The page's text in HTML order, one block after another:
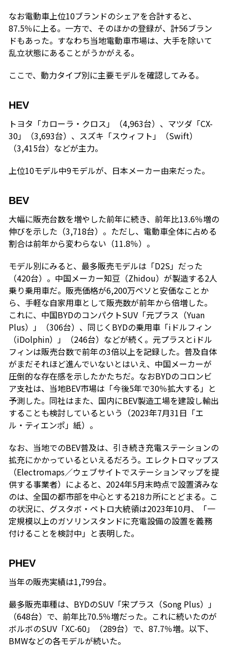
なお電動車上位10ブランドのシェアを合計すると、
87.5％に上る。一方で、そのほかの登録が、計56ブラン
ドもあった。すなわち当地電動車市場は、大手を除いて
乱立状態にあることがうかがえる。
ここで、動力タイプ別に主要モデルを確認してみる。
HEV
トヨタ「カローラ・クロス」（4,963台）、マツダ「CX-
30」（3,693台）、スズキ「スウィフト」（Swift）
（3,415台）などが主力。
上位10モデル中9モデルが、日本メーカー由来だった。
BEV
大幅に販売台数を増やした前年に続き、前年比13.6％増の
伸びを示した（3,718台）。ただし、電動車全体に占める
割合は前年から変わらない（11.8％）。
モデル別にみると、最多販売モデルは「D2S」だった
（420台）。中国メーカー知豆（Zhidou）が製造する2人
乗り乗用車だ。販売価格が6,200万ペソと安価なことか
ら、手軽な自家用車として販売数が前年から倍増した。
これに、中国BYDのコンパクトSUV「元プラス（Yuan
Plus）」（306台）、同じくBYDの乗用車「iドルフィン
（iDolphin）」（246台）などが続く。元プラスとiドル
フィンは販売台数で前年の3倍以上を記録した。普及自体
がまだそれほど進んでいないとはいえ、中国メーカーが
圧倒的な存在感を示したかたちだ。なおBYDのコロンビ
ア支社は、当地BEV市場は「今後5年で30％拡大する」と
予測した。同社はまた、国内にBEV製造工場を建設し輸出
することも検討しているという（2023年7月31日「エ
ル・ティエンポ」紙）。
なお、当地でのBEV普及は、引き続き充電ステーションの
拡充にかかっているといえるだろう。エレクトロマップス
（Electromaps／ウェブサイトでステーションマップを提
供する事業者）によると、2024年5月末時点で設置済みな
のは、全国の都市部を中心とする218カ所にとどまる。こ
の状況に、グスタボ・ペトロ大統領は2023年10月、「一
定規模以上のガソリンスタンドに充電設備の設置を義務
付けることを検討中」と表明した。
PHEV
当年の販売実績は1,799台。
最多販売車種は、BYDのSUV「宋プラス（Song Plus）」
（648台）で、前年比70.5％増だった。これに続いたのが
ボルボのSUV「XC-60」（289台）で、87.7％増。以下、
BMWなどの各モデルが続いた。